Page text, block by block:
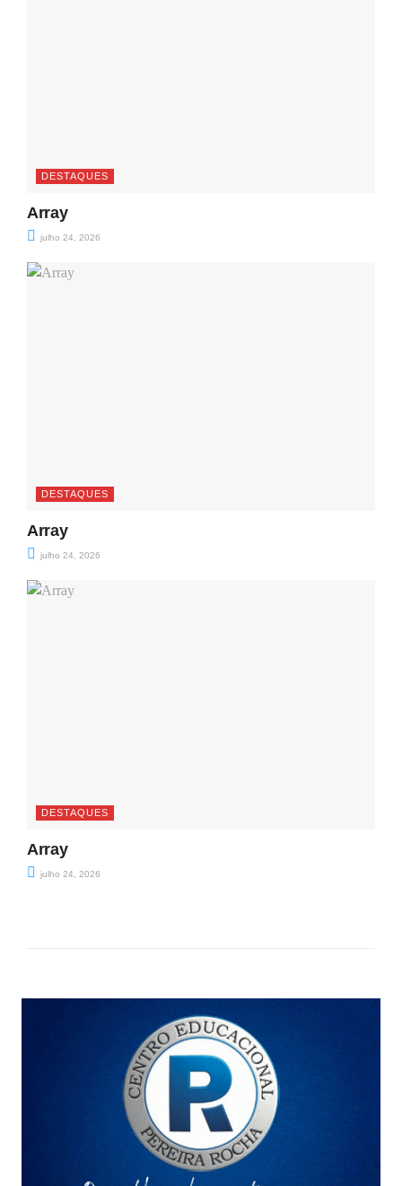
DESTAQUES
Array
julho 24, 2026
DESTAQUES
Array
julho 24, 2026
DESTAQUES
Array
julho 24, 2026